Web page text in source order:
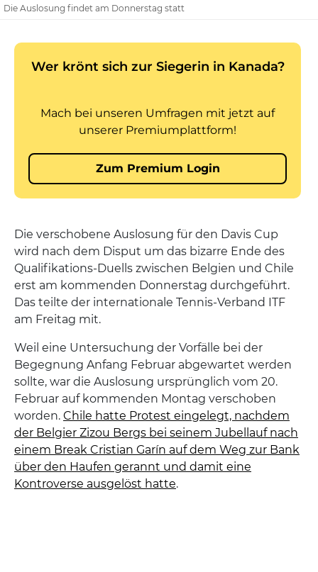
Die Auslosung findet am Donnerstag statt
Die verschobene Auslosung für den Davis Cup
wird nach dem Disput um das bizarre Ende des
Qualifikations-Duells zwischen Belgien und Chile
erst am kommenden Donnerstag durchgeführt.
Das teilte der internationale Tennis-Verband ITF
am Freitag mit.
Weil eine Untersuchung der Vorfälle bei der
Begegnung Anfang Februar abgewartet werden
sollte, war die Auslosung ursprünglich vom 20.
Februar auf kommenden Montag verschoben
worden. Chile hatte Protest eingelegt, nachdem
der Belgier Zizou Bergs bei seinem Jubellauf nach
einem Break Cristian Garín auf dem Weg zur Bank
über den Haufen gerannt und damit eine
Kontroverse ausgelöst hatte.